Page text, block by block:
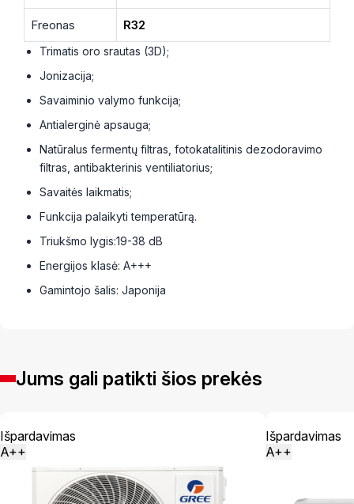
Freonas R32
Trimatis oro srautas (3D);
Jonizacija;
Savaiminio valymo funkcija;
Antialerginė apsauga;
Natūralus fermentų filtras, fotokatalitinis dezodoravimo
filtras, antibakterinis ventiliatorius;
Savaitės laikmatis;
Funkcija palaikyti temperatūrą.
Triukšmo lygis:19-38 dB
Energijos klasė: A+++
Gamintojo šalis: Japonija
Jums gali patikti šios prekės
Išpardavimas
A++
Išpardavimas
A++